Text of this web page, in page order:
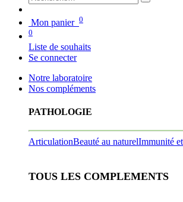
Mon panier 0
0
Liste de souhaits
Se connecter
Notre laboratoire
Nos compléments
PATHOLOGIE
ArticulationBeauté au naturelImmunité
TOUS LES COMPLEMENTS